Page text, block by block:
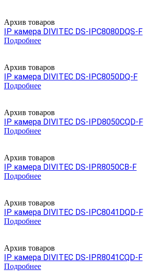
Архив товаров
IP камера DIVITEC DS-IPC8080DQS-F
Подробнее
Архив товаров
IP камера DIVITEC DS-IPC8050DQ-F
Подробнее
Архив товаров
IP камера DIVITEC DS-IPD8050CQD-F
Подробнее
Архив товаров
IP камера DIVITEC DS-IPR8050CB-F
Подробнее
Архив товаров
IP камера DIVITEC DS-IPC8041DQD-F
Подробнее
Архив товаров
IP камера DIVITEC DS-IPR8041CQD-F
Подробнее